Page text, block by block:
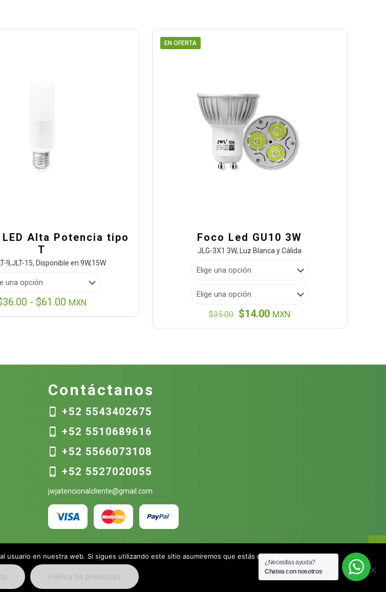
Alta Potencia tipo
T
9,JLT-15, Disponible en 9W,15W
36.00 - $61.00Rango
$61.00
MXN
EN OFERTA
Foco Led GU10 3W
JLG-3X1 3W, Luz Blanca y Cálida
$35.00 El
$14.00ElMXN
Contáctanos
+52 5543402675
+52 5510689616
+52 5566073108
+52 5527020055
jwjatencionalcliente@gmail.com
¿Necesitas ayuda?
Chatea con nosotros
usuario en nuestra web. Si sigues utilizando este sitio asumiremos que estás de acuerdo.
Política de privacidad